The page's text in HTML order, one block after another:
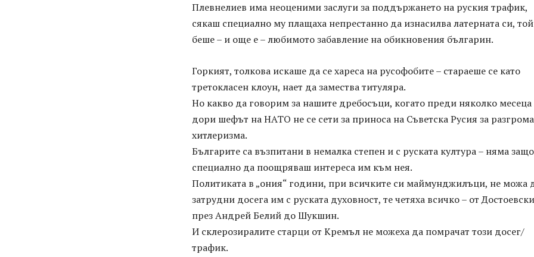
Плевнелиев има неоценими заслуги за поддържането на руския трафик,
сякаш специално му плащаха непрестанно да изнасилва латерната си, той
беше – и още е – любимото забавление на обикновения българин.
Горкият, толкова искаше да се хареса на русофобите – стараеше се като
третокласен клоун, нает да замества титуляра.
Но какво да говорим за нашите дребосъци, когато преди няколко месеца
дори шефът на НАТО не се сети за приноса на Съветска Русия за
хитлеризма.
Българите са възпитани в немалка степен и с руската култура – няма защо
специално да поощряваш интереса им към нея.
Политиката в „ония“ години, при всичките си маймунджилъци, не можа
затрудни досега им с руската духовност, те четяха всичко – от Достоевски
през Андрей Белий до Шукшин.
И склерозиралите старци от Кремъл не можеха да помрачат този досег/
трафик.